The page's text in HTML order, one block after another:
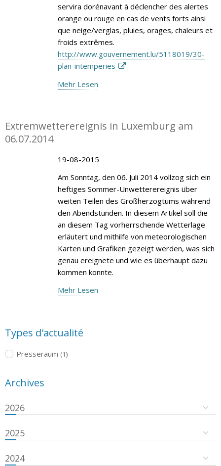
servira dorénavant à déclencher des alertes
orange ou rouge en cas de vents forts ainsi
que neige/verglas, pluies, orages, chaleurs et
froids extrêmes.
http://www.gouvernement.lu/5118019/30-
plan-intemperies
Mehr Lesen
Extremwetterereignis in Luxemburg am
06.07.2014
19-08-2015
Am Sonntag, den 06. Juli 2014 vollzog sich ein
heftiges Sommer-Unwetterereignis über
weiten Teilen des Großherzogtums während
den Abendstunden. In diesem Artikel soll die
an diesem Tag vorherrschende Wetterlage
erläutert und mithilfe von meteorologischen
Karten und Grafiken gezeigt werden, was sich
genau ereignete und wie es überhaupt dazu
kommen konnte.
Mehr Lesen
Types d'actualité
Presseraum (1)
Archives
2026
2025
2024